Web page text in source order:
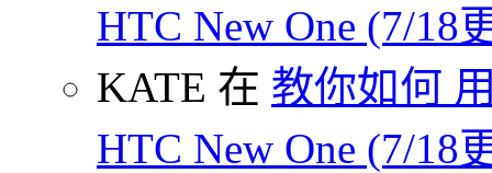
HTC New One (7/18
KATE 在 教你如何
HTC New One (7/18